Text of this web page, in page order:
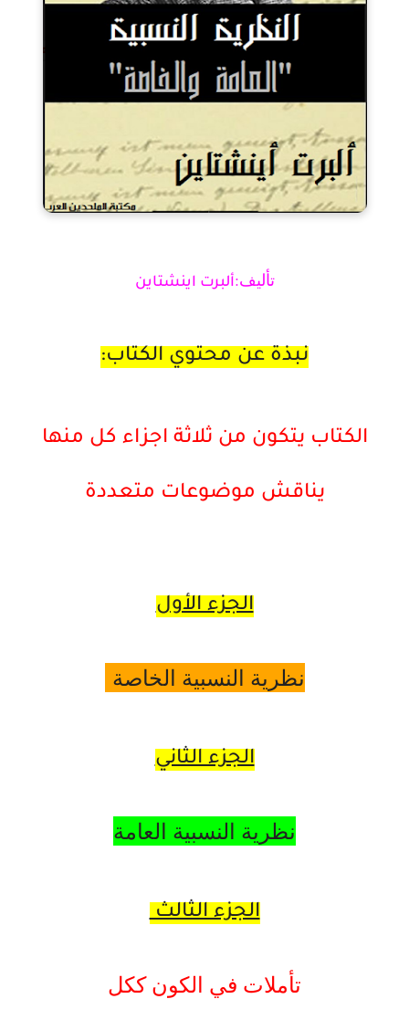
تأليف:ألبرت اينشتاين
نبذة عن محتوي الكتاب:
الكتاب يتكون من ثلاثة اجزاء كل منها
يناقش موضوعات متعددة
الجزء الأول
نظرية النسبية الخاصة
الجزء الثاني
نظرية النسبية العامة
الجزء الثالث
تأملات في الكون ككل